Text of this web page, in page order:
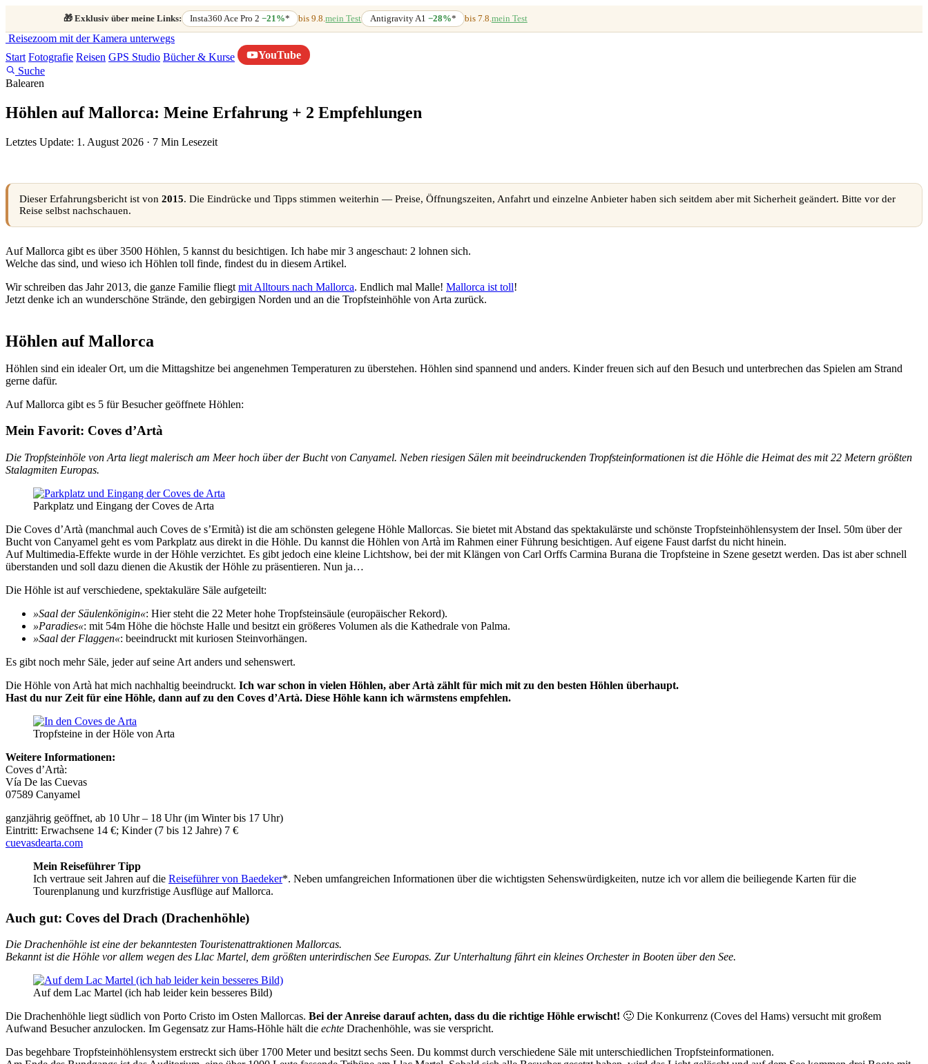
🎁 Exklusiv über meine Links: Insta360 Ace Pro 2−21%* bis 9.8.mein Test Antigravity A1 −28%* bis 7.8.mein Test
Reisezoom mit der Kamera unterwegs
Start Fotografie Reisen GPS Studio Bücher & Kurse
YouTube
Suche
Balearen
Höhlen auf Mallorca: Meine Erfahrung + 2 Empfehlungen
Letztes Update: 1. August 2026 · 7 Min Lesezeit
Dieser Erfahrungsbericht ist von 2015. Die Eindrücke und Tipps stimmen weiterhin — Preise, Öffnungszeiten, Anfahrt und einzelne Anbieter haben sich seitdem aber mit Sicherheit geändert. Bitte vor der
Reise selbst nachschauen.
Auf Mallorca gibt es über 3500 Höhlen, 5 kannst du besichtigen. Ich habe mir 3 angeschaut: 2 lohnen sich.
Welche das sind, und wieso ich Höhlen toll finde, findest du in diesem Artikel.
Wir schreiben das Jahr 2013, die ganze Familie fliegt mit Alltours nach Mallorca. Endlich mal Malle! Mallorca ist toll!
Jetzt denke ich an wunderschöne Strände, den gebirgigen Norden und an die Tropfsteinhöhle von Arta zurück.
Höhlen auf Mallorca
Höhlen sind ein idealer Ort, um die Mittagshitze bei angenehmen Temperaturen zu überstehen. Höhlen sind spannend und anders. Kinder freuen sich auf den Besuch und unterbrechen das Spielen am Strand
gerne dafür.
Auf Mallorca gibt es 5 für Besucher geöffnete Höhlen:
Mein Favorit: Coves d’Artà
Die Tropfsteinhöle von Arta liegt malerisch am Meer hoch über der Bucht von Canyamel. Neben riesigen Sälen mit beeindruckenden Tropfsteinformationen ist die Höhle die Heimat des mit 22 Metern größten
Stalagmiten Europas.
Parkplatz und Eingang der Coves de Arta
Die Coves d’Artà (manchmal auch Coves de s’Ermità) ist die am schönsten gelegene Höhle Mallorcas. Sie bietet mit Abstand das spektakulärste und schönste Tropfsteinhöhlensystem der Insel. 50m über der
Bucht von Canyamel geht es vom Parkplatz aus direkt in die Höhle. Du kannst die Höhlen von Artà im Rahmen einer Führung besichtigen. Auf eigene Faust darfst du nicht hinein.
Auf Multimedia-Effekte wurde in der Höhle verzichtet. Es gibt jedoch eine kleine Lichtshow, bei der mit Klängen von Carl Orffs Carmina Burana die Tropfsteine in Szene gesetzt werden. Das ist aber schnell
überstanden und soll dazu dienen die Akustik der Höhle zu präsentieren. Nun ja…
Die Höhle ist auf verschiedene, spektakuläre Säle aufgeteilt:
»Saal der Säulenkönigin«: Hier steht die 22 Meter hohe Tropfsteinsäule (europäischer Rekord).
»Paradies«: mit 54m Höhe die höchste Halle und besitzt ein größeres Volumen als die Kathedrale von Palma.
»Saal der Flaggen«: beeindruckt mit kuriosen Steinvorhängen.
Es gibt noch mehr Säle, jeder auf seine Art anders und sehenswert.
Die Höhle von Artà hat mich nachhaltig beeindruckt. Ich war schon in vielen Höhlen, aber Artà zählt für mich mit zu den besten Höhlen überhaupt.
Hast du nur Zeit für eine Höhle, dann auf zu den Coves d’Artà. Diese Höhle kann ich wärmstens empfehlen.
Tropfsteine in der Höle von Arta
Weitere Informationen:
Coves d’Artà:
Vía De las Cuevas
07589 Canyamel
ganzjährig geöffnet, ab 10 Uhr – 18 Uhr (im Winter bis 17 Uhr)
Eintritt: Erwachsene 14 €; Kinder (7 bis 12 Jahre) 7 €
cuevasdearta.com
Mein Reiseführer Tipp
Ich vertraue seit Jahren auf die Reiseführer von Baedeker*. Neben umfangreichen Informationen über die wichtigsten Sehenswürdigkeiten, nutze ich vor allem die beiliegende Karten für die
Tourenplanung und kurzfristige Ausflüge auf Mallorca.
Auch gut: Coves del Drach (Drachenhöhle)
Die Drachenhöhle ist eine der bekanntesten Touristenattraktionen Mallorcas.
Bekannt ist die Höhle vor allem wegen des Llac Martel, dem größten unterirdischen See Europas. Zur Unterhaltung fährt ein kleines Orchester in Booten über den See.
Auf dem Lac Martel (ich hab leider kein besseres Bild)
Die Drachenhöhle liegt südlich von Porto Cristo im Osten Mallorcas. Bei der Anreise darauf achten, dass du die richtige Höhle erwischt! 🙂 Die Konkurrenz (Coves del Hams) versucht mit großem
Aufwand Besucher anzulocken. Im Gegensatz zur Hams-Höhle hält die echte Drachenhöhle, was sie verspricht.
Das begehbare Tropfsteinhöhlensystem erstreckt sich über 1700 Meter und besitzt sechs Seen. Du kommst durch verschiedene Säle mit unterschiedlichen Tropfsteinformationen.